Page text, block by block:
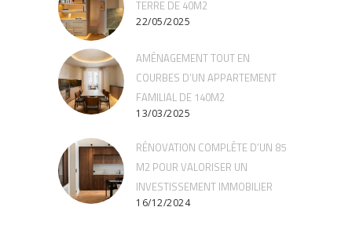
TERRE DE 40M2
22/05/2025
AMÉNAGEMENT TOUT EN
COURBES D’UN APPARTEMENT
FAMILIAL DE 140M2
13/03/2025
RÉNOVATION COMPLÈTE D’UN 85
M2 POUR VALORISER UN
INVESTISSEMENT IMMOBILIER
16/12/2024